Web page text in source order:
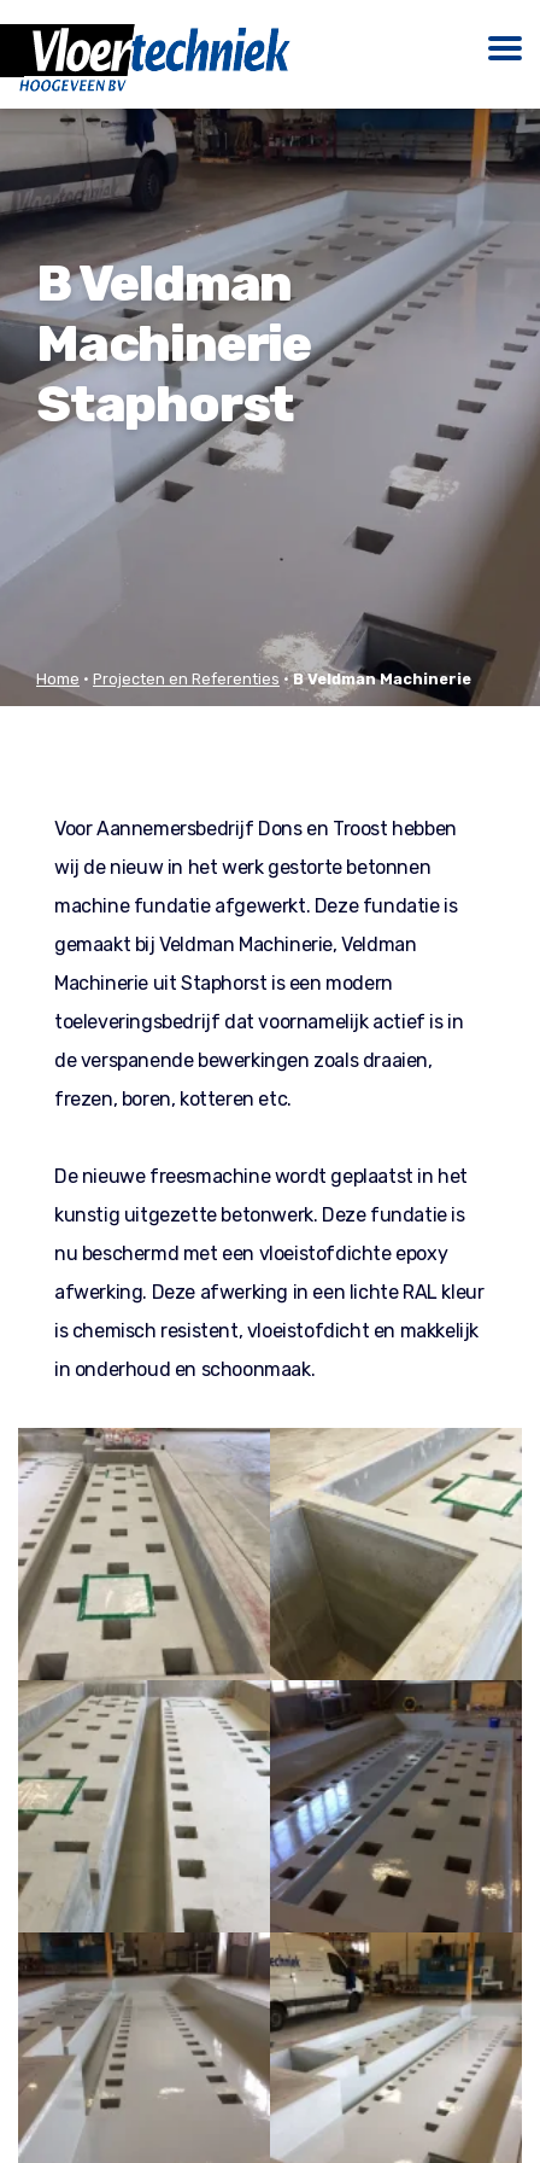
B Veldman
Machinerie
Staphorst
Home • Projecten en Referenties •B Veldman Machinerie
Voor Aannemersbedrijf Dons en Troost hebben
wij de nieuw in het werk gestorte betonnen
machine fundatie afgewerkt. Deze fundatie is
gemaakt bij Veldman Machinerie, Veldman
Machinerie uit Staphorst is een modern
toeleveringsbedrijf dat voornamelijk actief is in
de verspanende bewerkingen zoals draaien,
frezen, boren, kotteren etc.
De nieuwe freesmachine wordt geplaatst in het
kunstig uitgezette betonwerk. Deze fundatie is
nu beschermd met een vloeistofdichte epoxy
afwerking. Deze afwerking in een lichte RAL kleur
is chemisch resistent, vloeistofdicht en makkelijk
in onderhoud en schoonmaak.